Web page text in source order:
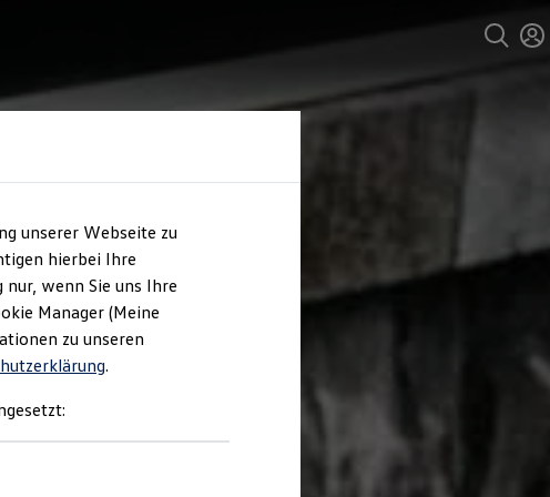
unserer Webseite zu
hierbei Ihre
wenn Sie uns Ihre
Manager (Meine
zu unseren
.